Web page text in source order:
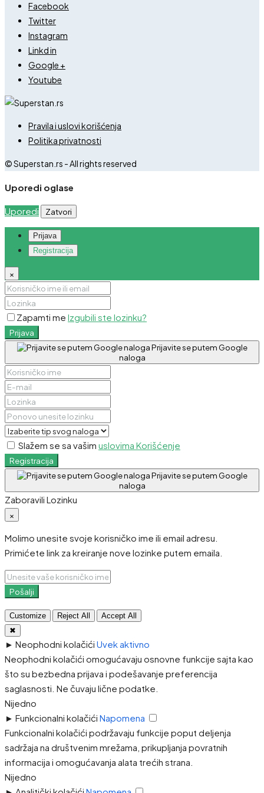
Facebook
Twitter
Instagram
Linkd in
Google +
Youtube
Pravila i uslovi korišćenja
Politika privatnosti
© Superstan.rs - All rights reserved
Uporedi oglase
Uporedi Zatvori
Prijava
Registracija
×
Zapamti me Izgubili ste lozinku?
Prijava
Prijavite se putem Google
naloga
Slažem se sa vašim uslovima Korišćenje
Registracija
Prijavite se putem Google
naloga
Zaboravili Lozinku
×
Molimo unesite svoje korisničko ime ili email adresu.
Primićete link za kreiranje nove lozinke putem emaila.
Pošalji
Customize Reject All
Accept All
✖
► Neophodni kolačići Uvek aktivno
Neophodni kolačići omogućavaju osnovne funkcije sajta kao
što su bezbedna prijava i podešavanje preferencija
saglasnosti. Ne čuvaju lične podatke.
Nijedno
► Funkcionalni kolačići Napomena
Funkcionalni kolačići podržavaju funkcije poput deljenja
sadržaja na društvenim mrežama, prikupljanja povratnih
informacija i omogućavanja alata trećih strana.
Nijedno